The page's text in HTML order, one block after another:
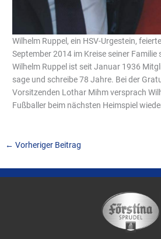
Wilhelm Ruppel, ein HSV-Urgestein,
September 2014 im Kreise seiner Familie
Wilhelm Ruppel ist seit Januar 1936
sage und schreibe 78 Jahre. Bei der
Vorsitzenden Lothar Mihm versprach
Fußballer beim nächsten Heimspiel
← Vorheriger Beitrag